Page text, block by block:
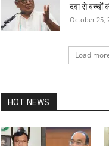
दवा से बच्चों
October 25,
Load
HOT NEWS